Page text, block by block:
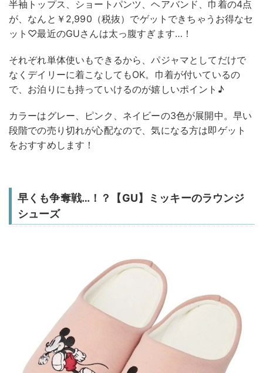
半袖トップス、ショートパンツ、ヘアバンド、巾着の4点
が、なんと￥2,990（税抜）でゲットできちゃうお得なセ
ット♡最近のGUさんは太っ腹すぎます…！
それぞれ単体使いもできるから、パジャマとしてだけで
なくデイリーに着こなしてもOK。巾着が付いているの
で、お泊りにも持っていけるのが嬉しいポイント♪
カラーはグレー、ピンク、ネイビーの3色が展開中。早い
段階での売り切れが心配なので、気になる方は即ゲット
をおすすめします！
早くも争奪戦…！？【GU】ミッキーのラウンジ
シューズ